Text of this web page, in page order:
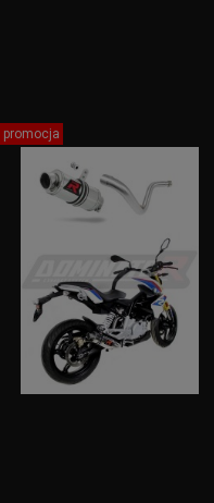
promocja